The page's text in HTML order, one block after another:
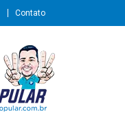
Contato